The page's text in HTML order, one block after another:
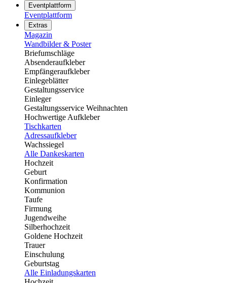
Eventplattform
Eventplattform
Extras
Magazin
Wandbilder & Poster
Briefumschläge
Absenderaufkleber
Empfängeraufkleber
Einlegeblätter
Gestaltungsservice
Einleger
Gestaltungsservice Weihnachten
Hochwertige Aufkleber
Tischkarten
Adressaufkleber
Wachssiegel
Alle Dankeskarten
Hochzeit
Geburt
Konfirmation
Kommunion
Taufe
Firmung
Jugendweihe
Silberhochzeit
Goldene Hochzeit
Trauer
Einschulung
Geburtstag
Alle Einladungskarten